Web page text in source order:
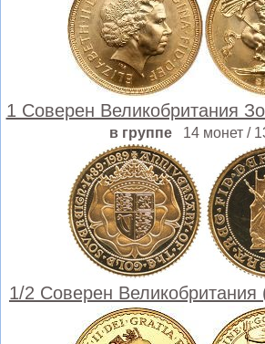
1 Соверен Великобритания
в группе 14 монет /
1/2 Соверен Великобритания